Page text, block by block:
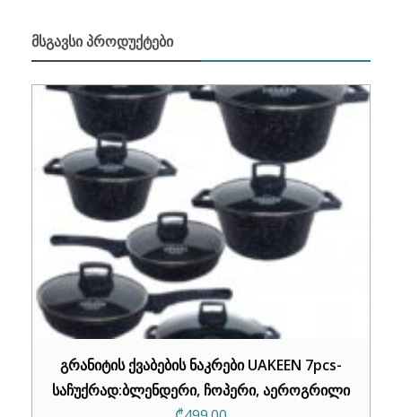
ᲛᲡᲒᲐᲕᲡᲘ ᲞᲠᲝᲓᲣᲥᲢᲔᲑᲘ
გრანიტის ქვაბების ნაკრები UAKEEN 7pcs-
საჩუქრად:ბლენდერი, ჩოპერი, აეროგრილი